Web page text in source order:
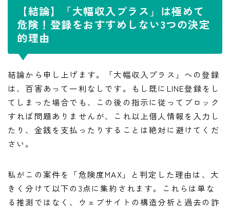
【結論】「大幅収入プラス」は極めて
危険！登録をおすすめしない3つの決定
的理由
結論から申し上げます。「大幅収入プラス」への登録
は、百害あって一利なしです。もし既にLINE登録をし
てしまった場合でも、この後の指示に従ってブロック
すれば問題ありませんが、これ以上個人情報を入力し
たり、金銭を支払ったりすることは絶対に避けてくだ
さい。
私がこの案件を「危険度MAX」と判定した理由は、大
きく分けて以下の3点に集約されます。これらは単な
る推測ではなく、ウェブサイトの構造分析と過去の詐